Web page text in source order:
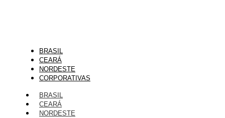
BRASIL
CEARÁ
NORDESTE
CORPORATIVAS
BRASIL
CEARÁ
NORDESTE